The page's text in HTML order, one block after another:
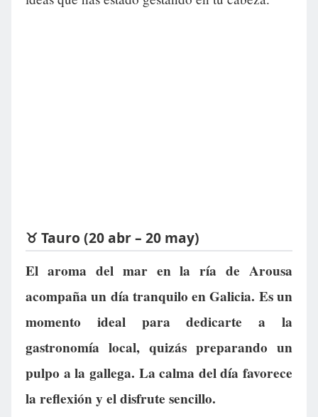
♉ Tauro (20 abr – 20 may)
El aroma del mar en la ría de Arousa
acompaña un día tranquilo en Galicia. Es un
momento ideal para dedicarte a la
gastronomía local, quizás preparando un
pulpo a la gallega. La calma del día favorece
la reflexión y el disfrute sencillo.